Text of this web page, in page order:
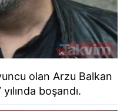
olan Arzu Balkan
boşandı.